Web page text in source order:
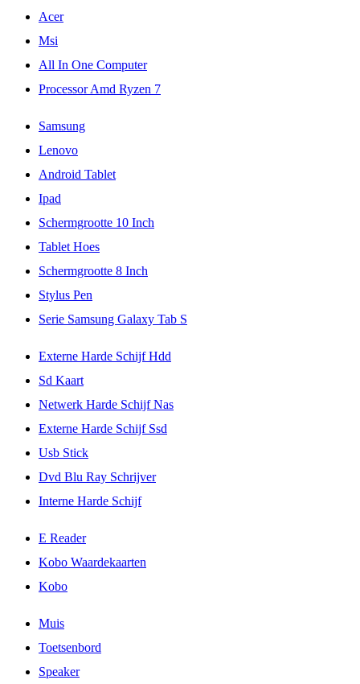
Acer
Msi
All In One Computer
Processor Amd Ryzen 7
Samsung
Lenovo
Android Tablet
Ipad
Schermgrootte 10 Inch
Tablet Hoes
Schermgrootte 8 Inch
Stylus Pen
Serie Samsung Galaxy Tab S
Externe Harde Schijf Hdd
Sd Kaart
Netwerk Harde Schijf Nas
Externe Harde Schijf Ssd
Usb Stick
Dvd Blu Ray Schrijver
Interne Harde Schijf
E Reader
Kobo Waardekaarten
Kobo
Muis
Toetsenbord
Speaker